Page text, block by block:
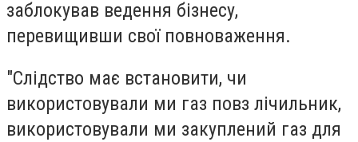
заблокував ведення бізнесу,
перевищивши свої повноваження.
"Слідство має встановити, чи
використовували ми газ повз лічильник,
використовували ми закуплений газ для